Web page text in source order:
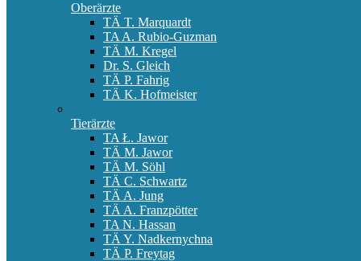
Oberärzte
TÄ T. Marquardt
TA A. Rubio-Guzman
TÄ M. Kregel
Dr. S. Gleich
TÄ P. Fahrig
TÄ K. Hofmeister
Tierärzte
TA Ł. Jawor
TÄ M. Jawor
TÄ M. Söhl
TÄ C. Schwartz
TÄ A. Jung
TÄ A. Franzpötter
TA N. Hassan
TÄ Y. Nadkernychna
TÄ P. Freytag